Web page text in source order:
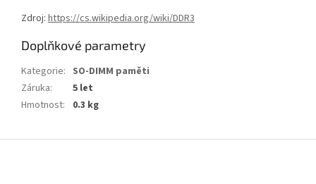
Zdroj: https://cs.wikipedia.org/wiki/DDR3
Doplňkové parametry
Kategorie: SO-DIMM paměti
Záruka:
5 let
Hmotnost: 0.3 kg